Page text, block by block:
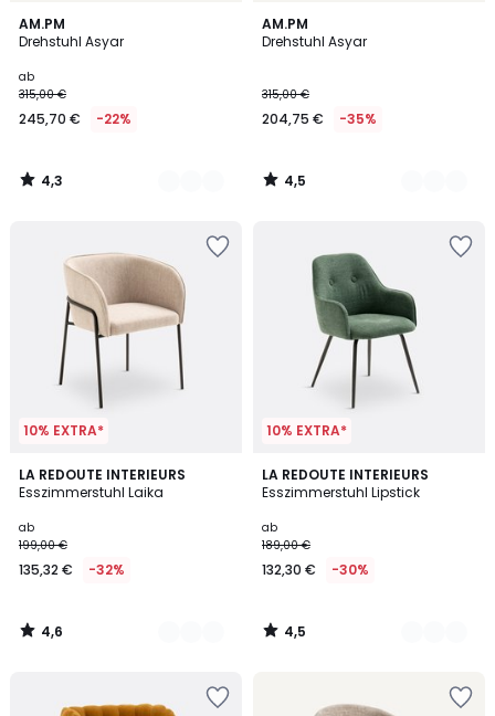
AM.PM
Drehstuhl Asyar
ab
315,00 €
245,70 € -22%
4,3
/ 5
2
Farben
4,3
/
AM.PM
Drehstuhl Asyar
315,00 €
204,75 € -35%
4,5
/ 5
2
Farben
4,5
/
10% EXTRA*
LA REDOUTE INTERIEURS
Esszimmerstuhl Laika
ab
199,00 €
135,32 € -32%
4,6
/ 5
2
Farben
4,6
/
10% EXTRA*
LA REDOUTE INTERIEURS
Esszimmerstuhl Lipstick
ab
189,00 €
132,30 € -30%
4,5
/ 5
2
Farben
4,5
/